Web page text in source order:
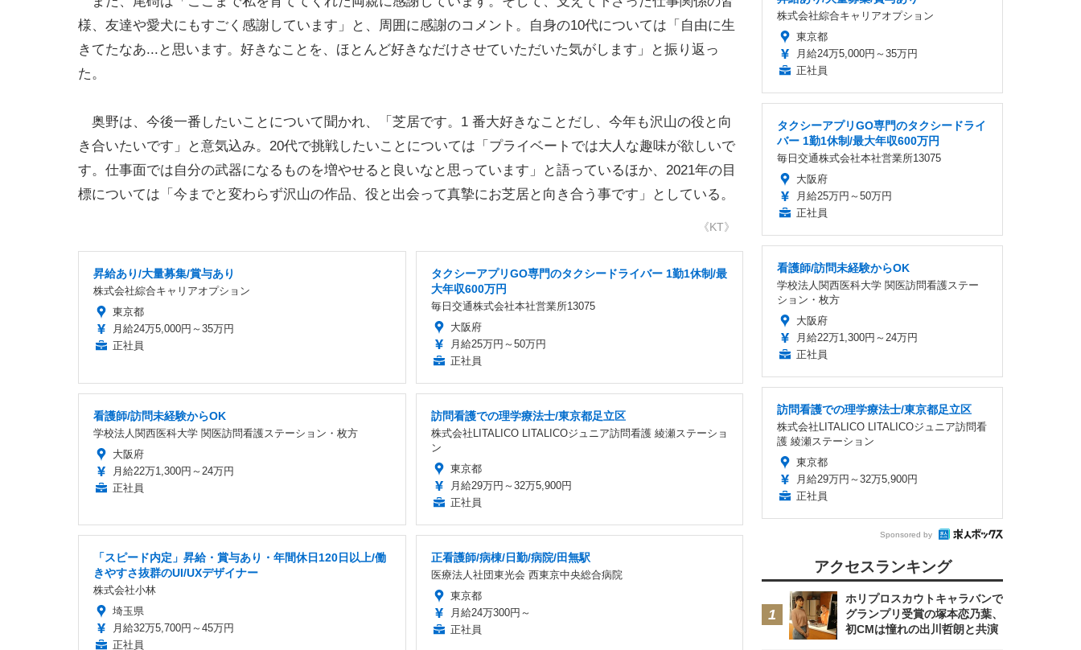
様、友達や愛犬にもすごく感謝しています」と、周囲に感謝のコメント。自身の10代については「自由に生
きてたなあ...と思います。好きなことを、ほとんど好きなだけさせていただいた気がします」と振り返っ
た。
奥野は、今後一番したいことについて聞かれ、「芝居です。1 番大好きなことだし、今年も沢山の役と向
き合いたいです」と意気込み。20代で挑戦したいことについては「プライベートでは大人な趣味が欲しいで
す。仕事面では自分の武器になるものを増やせると良いなと思っています」と語っているほか、2021年の目
標については「今までと変わらず沢山の作品、役と出会って真摯にお芝居と向き合う事です」としている。
《KT》
昇給あり/大量募集/賞与あり
株式会社綜合キャリアオプション
東京都
月給24万5,000円～35万円
正社員
タクシーアプリGO専門のタクシードライバー 1勤1休制/最
大年収600万円
毎日交通株式会社本社営業所13075
大阪府
月給25万円～50万円
正社員
看護師/訪問未経験からOK
学校法人関西医科大学 関医訪問看護ステーション・枚方
大阪府
月給22万1,300円～24万円
正社員
訪問看護での理学療法士/東京都足立区
株式会社LITALICO LITALICOジュニア訪問看護 綾瀬ステーショ
ン
東京都
月給29万円～32万5,900円
正社員
「スピード内定」昇給・賞与あり・年間休日120日以上/働
きやすさ抜群のUI/UXデザイナー
株式会社小林
埼玉県
月給32万5,700円～45万円
正社員
正看護師/病棟/日勤/病院/田無駅
医療法人社団東光会 西東京中央総合病院
東京都
月給24万300円～
正社員
株式会社綜合キャリアオプション
東京都
月給24万5,000円～35万円
正社員
タクシーアプリGO専門のタクシードライ
バー 1勤1休制/最大年収600万円
毎日交通株式会社本社営業所13075
大阪府
月給25万円～50万円
正社員
看護師/訪問未経験からOK
学校法人関西医科大学 関医訪問看護ステー
ション・枚方
大阪府
月給22万1,300円～24万円
正社員
訪問看護での理学療法士/東京都足立区
株式会社LITALICO LITALICOジュニア訪問看
護 綾瀬ステーション
東京都
月給29万円～32万5,900円
正社員
Sponsored by
アクセスランキング
ホリプロスカウトキャラバンで
グランプリ受賞の塚本恋乃葉、
初CMは憧れの出川哲朗と共演